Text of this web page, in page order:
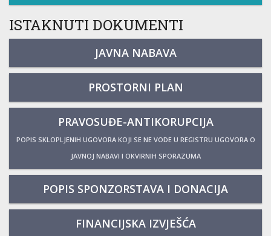
ISTAKNUTI DOKUMENTI
JAVNA NABAVA
PROSTORNI PLAN
PRAVOSUĐE-ANTIKORUPCIJA
POPIS SKLOPLJENIH UGOVORA KOJI SE NE VODE U REGISTRU UGOVORA O
JAVNOJ NABAVI I OKVIRNIH SPORAZUMA
POPIS SPONZORSTAVA I DONACIJA
FINANCIJSKA IZVJEŠĆA